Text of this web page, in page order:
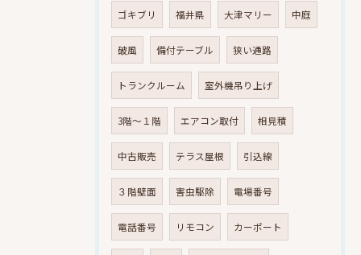
ゴキブリ 福井県 大津マリー 中庭
破風 備付テーブル 狭い通路
トランクルーム 室外機吊り上げ
3階～１階 エアコン取付 相見積
中古販売 テラス屋根 引込線
３階壁面 害虫駆除 電場番号
電話番号 リモコン カーポート